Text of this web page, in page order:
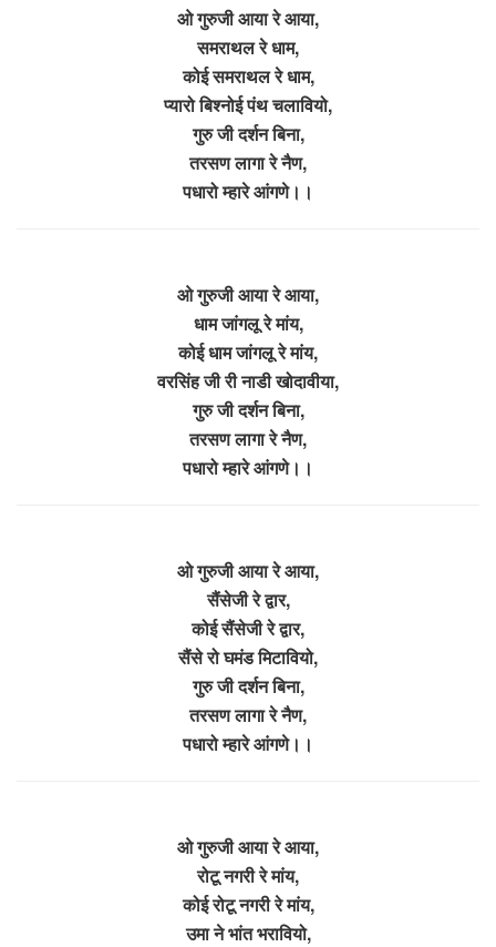
ओ गुरुजी आया रे आया,
समराथल रे धाम,
कोई समराथल रे धाम,
प्यारो बिश्नोई पंथ चलावियो,
गुरु जी दर्शन बिना,
तरसण लागा रे नैण,
पधारो म्हारे आंगणे।।
ओ गुरुजी आया रे आया,
धाम जांगलू रे मांय,
कोई धाम जांगलू रे मांय,
वरसिंह जी री नाडी खोदावीया,
गुरु जी दर्शन बिना,
तरसण लागा रे नैण,
पधारो म्हारे आंगणे।।
ओ गुरुजी आया रे आया,
सैंसेजी रे द्वार,
कोई सैंसेजी रे द्वार,
सैंसे रो घमंड मिटावियो,
गुरु जी दर्शन बिना,
तरसण लागा रे नैण,
पधारो म्हारे आंगणे।।
ओ गुरुजी आया रे आया,
रोटू नगरी रे मांय,
कोई रोटू नगरी रे मांय,
उमा ने भांत भरावियो,